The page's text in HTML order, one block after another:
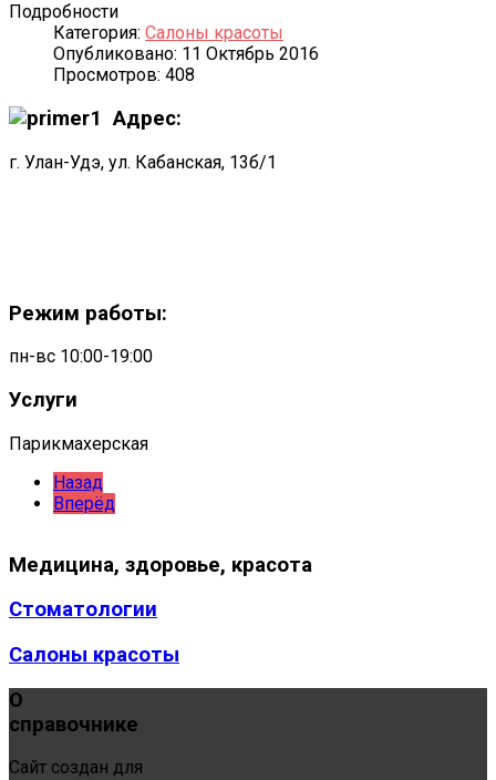
Подробности
Категория: Салоны красоты
Опубликовано: 11 Октябрь 2016
Просмотров: 408
Адрес:
г. Улан-Удэ, ул. Кабанская, 13б/1
Режим работы:
пн-вс 10:00-19:00
Услуги
Парикмахерская
Назад
Вперёд
Медицина, здоровье, красота
Стоматологии
Салоны красоты
О
справочнике
Сайт создан для